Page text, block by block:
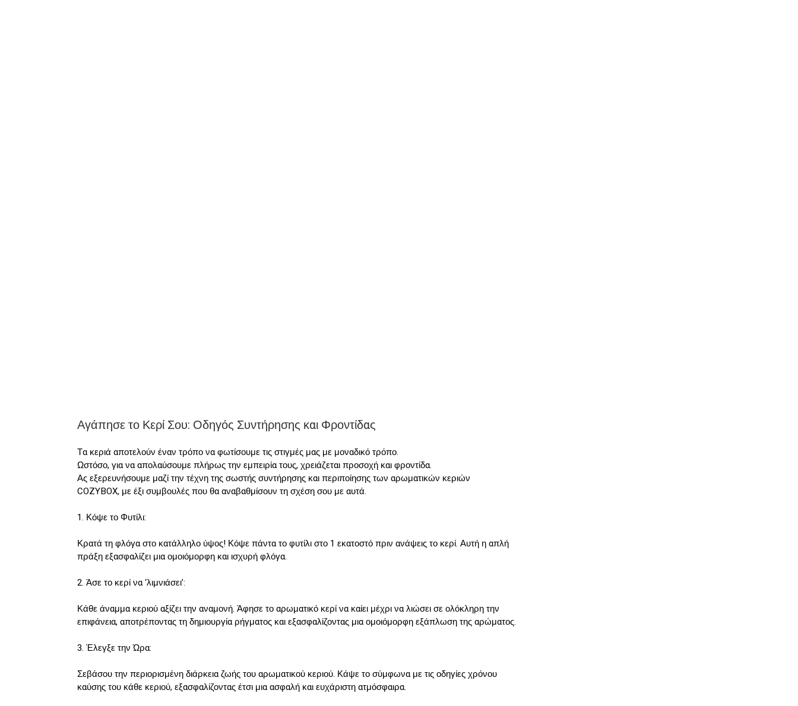
Αγάπησε το Κερί Σου: Οδηγός Συντήρησης και Φροντίδας
Τα κεριά αποτελούν έναν τρόπο να φωτίσουμε τις στιγμές μας με μοναδικό τρόπο.
Ωστόσο, για να απολαύσουμε πλήρως την εμπειρία τους, χρειάζεται προσοχή και φροντίδα.
Ας εξερευνήσουμε μαζί την τέχνη της σωστής συντήρησης και περιποίησης των αρωματικών κεριών
COZYBOX, με έξι συμβουλές που θα αναβαθμίσουν τη σχέση σου με αυτά.
1. Κόψε το Φυτίλι:
Κρατά τη φλόγα στο κατάλληλο ύψος! Κόψε πάντα το φυτίλι στο 1 εκατοστό πριν ανάψεις το κερί. Αυτή η απλή
πράξη εξασφαλίζει μια ομοιόμορφη και ισχυρή φλόγα.
2. Άσε το κερί να ‘λιμνιάσει’:
Κάθε άναμμα κεριού αξίζει την αναμονή. Άφησε το αρωματικό κερί να καίει μέχρι να λιώσει σε ολόκληρη την
επιφάνεια, αποτρέποντας τη δημιουργία ρήγματος και εξασφαλίζοντας μια ομοιόμορφη εξάπλωση της αρώματος.
3. Έλεγξε την Ώρα:
Σεβάσου την περιορισμένη διάρκεια ζωής του αρωματικού κεριού. Κάψε το σύμφωνα με τις οδηγίες χρόνου
καύσης του κάθε κεριού, εξασφαλίζοντας έτσι μια ασφαλή και ευχάριστη ατμόσφαιρα.